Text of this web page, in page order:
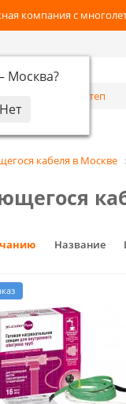
компания с
Москва?
кабеля в Москве
Название